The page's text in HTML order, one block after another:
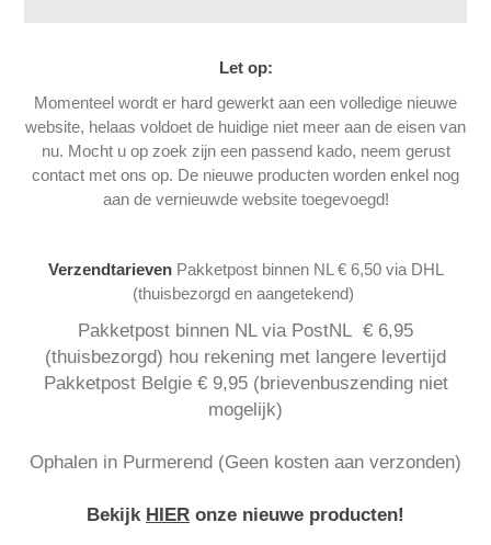
Let op:
Momenteel wordt er hard gewerkt aan een volledige nieuwe
website, helaas voldoet de huidige niet meer aan de eisen van
nu. Mocht u op zoek zijn een passend kado, neem gerust
contact met ons op. De nieuwe producten worden enkel nog
aan de vernieuwde website toegevoegd!
Verzendtarieven Pakketpost binnen NL € 6,50 via DHL
(thuisbezorgd en aangetekend)
Pakketpost binnen NL via PostNL € 6,95
(thuisbezorgd) hou rekening met langere levertijd
Pakketpost Belgie € 9,95 (brievenbuszending niet
mogelijk)
Ophalen in Purmerend (Geen kosten aan verzonden)
Bekijk HIER onze nieuwe producten!